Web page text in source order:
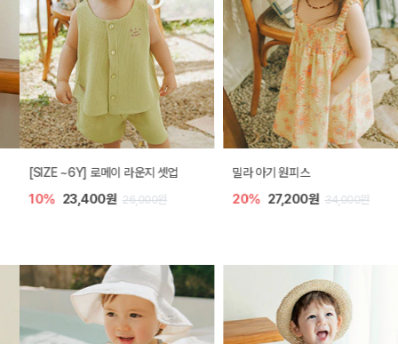
[SIZE ~6Y] 로메이 라운지 셋업
10% 23,400원 26,000원
밀라 아기 원피스
20% 27,200원 34,000원